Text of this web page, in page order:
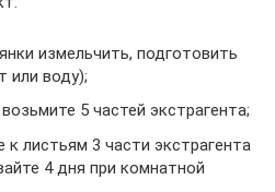
измельчить, подготовить
или воду);
5 частей экстрагента;
к листьям 3 части экстрагента
4 дня при комнатной